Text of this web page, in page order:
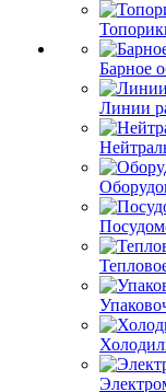
Барное
Линии